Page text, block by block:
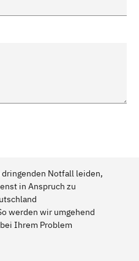
Notfall leiden,
in Anspruch zu
werden wir umgehend
Ihrem Problem